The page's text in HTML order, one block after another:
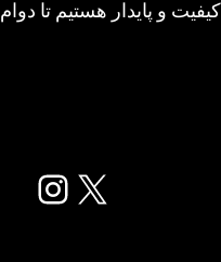
و پایدار هستیم تا دوام
X اینستاگرم